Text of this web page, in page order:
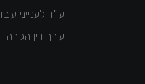
עו"ד לענייני
עורך דין הגירה